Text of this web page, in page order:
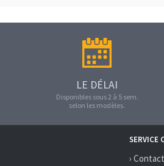
LE DÉLAI
Disponibles sous 2 à 5 sem.
selon les modèles.
SERVICE
›